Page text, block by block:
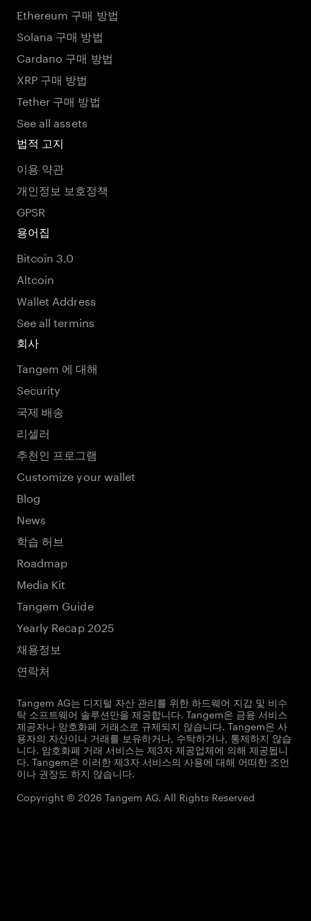
Ethereum 구매 방법
Solana 구매 방법
Cardano 구매 방법
XRP 구매 방법
Tether 구매 방법
See all assets
법적 고지
이용 약관
개인정보 보호정책
GPSR
용어집
Bitcoin 3.0
Altcoin
Wallet Address
See all termins
회사
Tangem 에 대해
Security
국제 배송
리셀러
추천인 프로그램
Customize your wallet
Blog
News
학습 허브
Roadmap
Media Kit
Tangem Guide
Yearly Recap 2025
채용정보
연락처
Tangem AG는 디지털 자산 관리를 위한 하드웨어 지갑 및 비수
탁 소프트웨어 솔루션만을 제공합니다. Tangem은 금융 서비스
제공자나 암호화폐 거래소로 규제되지 않습니다. Tangem은 사
용자의 자산이나 거래를 보유하거나, 수탁하거나, 통제하지 않습
니다. 암호화폐 거래 서비스는 제3자 제공업체에 의해 제공됩니
다. Tangem은 이러한 제3자 서비스의 사용에 대해 어떠한 조언
이나 권장도 하지 않습니다.